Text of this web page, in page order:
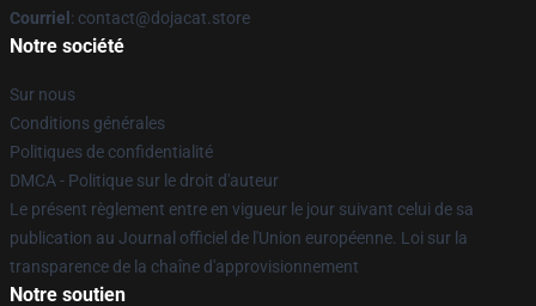
Courriel : contact@dojacat.store
Notre société
Sur nous
Conditions générales
Politiques de confidentialité
DMCA - Politique sur le droit d'auteur
Le présent règlement entre en vigueur le jour suivant celui de sa
publication au Journal officiel de l'Union européenne. Loi sur la
transparence de la chaîne d'approvisionnement
Notre soutien